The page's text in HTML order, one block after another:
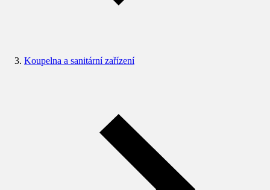
Koupelna a sanitární zařízení